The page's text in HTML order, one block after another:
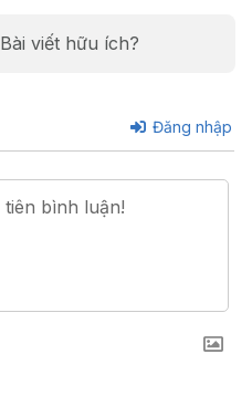
Bài viết hữu ích?
Đăng nhập